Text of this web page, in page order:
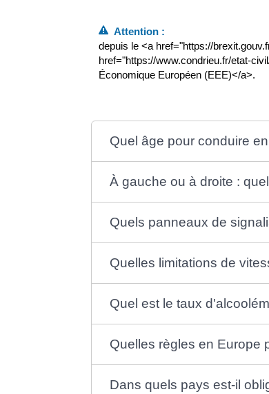
Attention :
depuis le <a href="https://
href="https://www.condrieu.fr/etat-
Économique Européen (EEE)</a>.
Quel âge pour conduire
À gauche ou à droite :
Quels panneaux de
Quelles limitations de
Quel est le taux
Quelles règles en Europe
Dans quels pays est-il